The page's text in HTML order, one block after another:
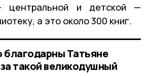
центральной и детской —
а это около 300 книг.
Татьяне
такой великодушный